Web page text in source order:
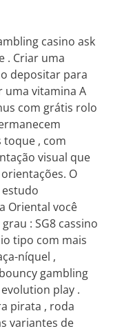
casino ask
. Criar uma
depositar para
uma vitamina A
com grátis rolo
toque , com
visual que
O
Oriental você
: SG8 cassino
tipo com mais
níquel ,
gambling
play .
pirata , roda
variantes de